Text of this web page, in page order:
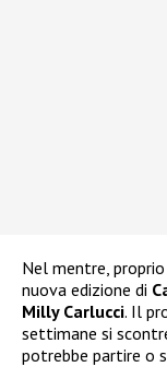
Nel mentre,
nuova edizione di
Milly Carlucci. Il
settimane si
potrebbe partire o